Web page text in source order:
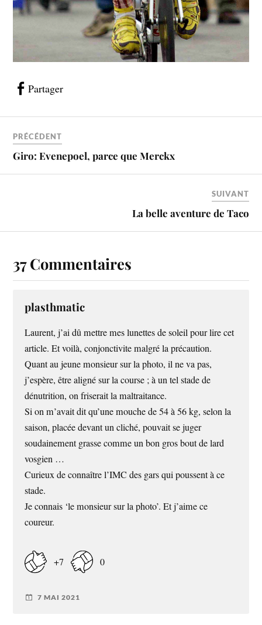
Partager
PRÉCÉDENT
Giro: Evenepoel, parce que Merckx
SUIVANT
La belle aventure de Taco
37 Commentaires
plasthmatic
Laurent, j’ai dû mettre mes lunettes de soleil pour lire cet
article. Et voilà, conjonctivite malgré la précaution.
Quant au jeune monsieur sur la photo, il ne va pas,
j’espère, être aligné sur la course ; à un tel stade de
dénutrition, on friserait la maltraitance.
Si on m’avait dit qu’une mouche de 54 à 56 kg, selon la
saison, placée devant un cliché, pouvait se juger
soudainement grasse comme un bon gros bout de lard
vosgien …
Curieux de connaître l’IMC des gars qui poussent à ce
stade.
Je connais ‘le monsieur sur la photo’. Et j’aime ce
coureur.
+7 0
7 MAI 2021